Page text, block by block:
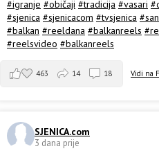
#igranje #običaji #tradicija #vasari
#sjenica #sjenicacom #tvsjenica
#balkan #reeldana #balkanreels
#reelsvideo #balkanreels
Vidi na
463 14 18
SJENICA.com
3 dana prije